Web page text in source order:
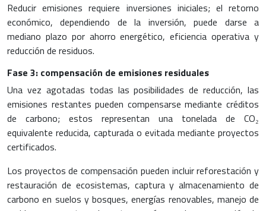
Reducir emisiones requiere inversiones iniciales; el retorno
económico, dependiendo de la inversión, puede darse a
mediano plazo por ahorro energético, eficiencia operativa y
reducción de residuos.
Fase 3: compensación de emisiones residuales
Una vez agotadas todas las posibilidades de reducción, las
emisiones restantes pueden compensarse mediante créditos
de carbono; estos representan una tonelada de CO₂
equivalente reducida, capturada o evitada mediante proyectos
certificados.
Los proyectos de compensación pueden incluir reforestación y
restauración de ecosistemas, captura y almacenamiento de
carbono en suelos y bosques, energías renovables, manejo de